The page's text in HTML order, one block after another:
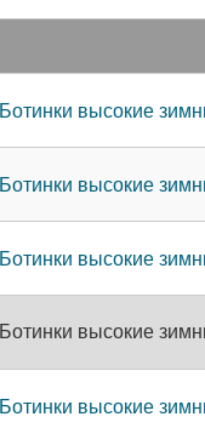
Ботинки высокие
Ботинки высокие
Ботинки высокие
Ботинки высокие
Ботинки высокие